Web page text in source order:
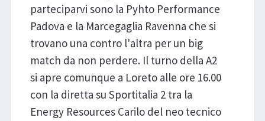
parteciparvi sono la Pyhto Performance
Padova e la Marcegaglia Ravenna che si
trovano una contro l'altra per un big
match da non perdere. Il turno della A2
si apre comunque a Loreto alle ore 16.00
con la diretta su Sportitalia 2 tra la
Energy Resources Carilo del neo tecnico